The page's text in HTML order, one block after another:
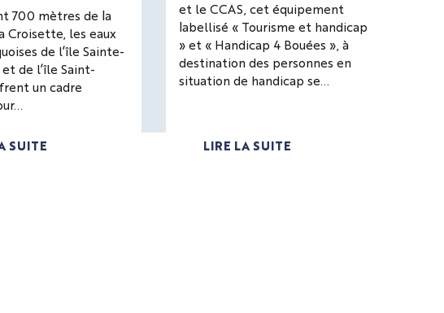
700 mètres de la
Croisette, les eaux
de l’île Sainte-
de l’île Saint-
un cadre
SUITE
et le CCAS, cet équipement
labellisé « Tourisme et handicap
» et « Handicap 4 Bouées », à
destination des personnes en
situation de handicap se...
LIRE LA SUITE